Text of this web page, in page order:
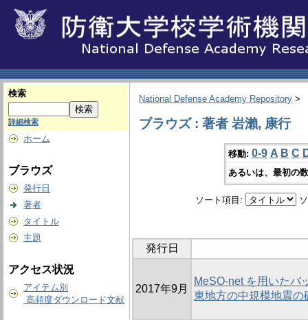
検索
詳細検索
ホーム
ブラウズ
発行日
著者
タイトル
主題
アクセス状況
アイテム別
高頻度ダウンロード文献
National Defense Academy Repository >
ブラウズ : 著者 岩瀨, 康行
移動: 0-9 A B C
あるいは、最初の
ソート項目:
発行日
2017年9月
MeSO-net を用いたバ
東地方の中規模地震の